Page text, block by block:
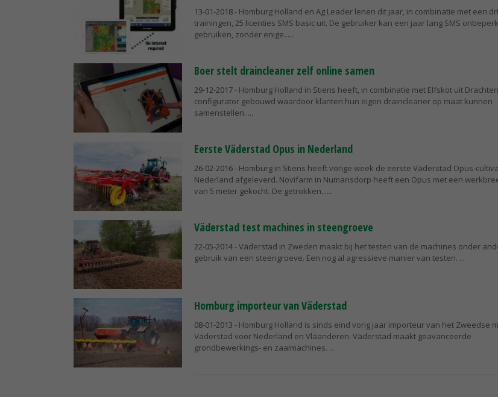
13-01-2018- Homburg Holland en Ag Leader lenen dit jaar, in combinatie met een
trainingen, 25 licenties SMS basic uit. De gebruiker kan een jaar lang SMS
gebruiken, zonder enige...
Boer stelt draincleaner zelf online samen
29-12-2017- Homburg Holland in Stiens heeft, in combinatie met Elfskot uit
configurator gebouwd waardoor klanten hun eigen draincleaner op maat kunnen
samenstellen.
Eerste Väderstad Opus in Nederland
26-02-2016- Homburg in Stiens heeft vorige week de eerste Väderstad Opus-
Nederland afgeleverd. Novifarm in Numansdorp heeft een Opus met een
van 5 meter gekocht. De getrokken...
Väderstad test machines in steengroeve
22-05-2014- Väderstad in Zweden maakt bij het testen van de machines onder
gebruik van een steengroeve. Een nog al agressieve manier van testen.
Homburg importeur van Väderstad
08-01-2013 - Homburg Holland is sinds eind vorig jaar importeur van het Zweedse
Väderstad voor Nederland en Vlaanderen. Väderstad maakt geavanceerde
grondbewerkings- en zaaimachines.